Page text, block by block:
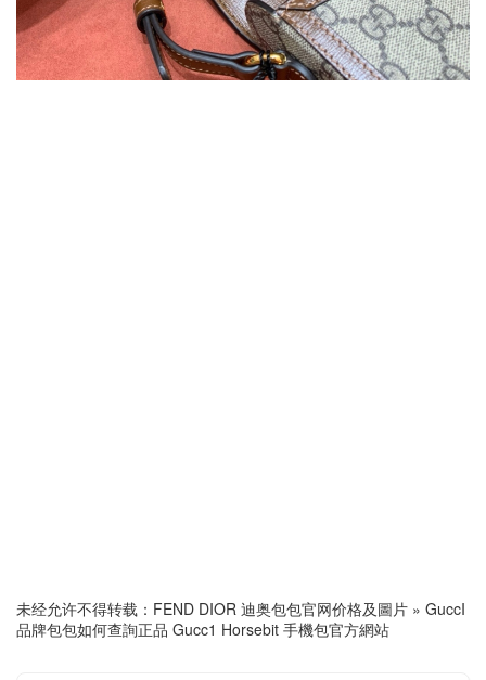
未经允许不得转载： FEND DIOR 迪奥包包官网价格及圖片 » GuccI
品牌包包如何查詢正品 Gucc1 Horsebit 手機包官方網站